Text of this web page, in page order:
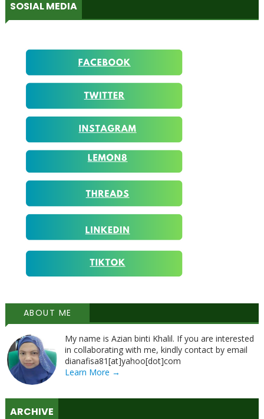
SOSIAL MEDIA
ABOUT ME
My name is Azian binti Khalil. If you are interested
in collaborating with me, kindly contact by email
dianafisa81[at]yahoo[dot]com
Learn More →
ARCHIVE